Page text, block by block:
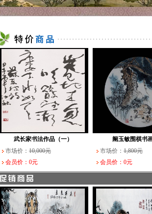
武长家书法作品（一）
市场价： 10,000元
会员价：0元
阚玉敏围棋书
市场价： 1,800元
会员价：0元